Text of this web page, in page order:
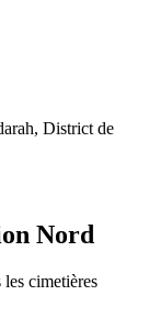
District de
Nord
les cimetières